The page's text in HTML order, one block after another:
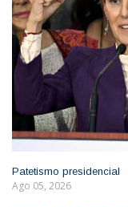
Patetismo presidencial
Ago 05, 2026